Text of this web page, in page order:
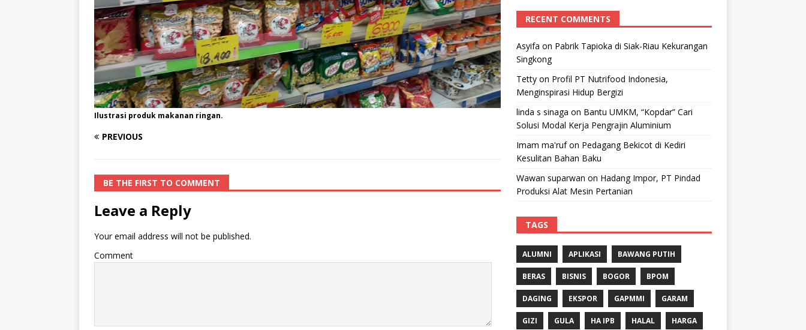
Ilustrasi produk makanan ringan.
PREVIOUS
BE THE FIRST TO COMMENT
Leave a Reply
Your email address will not be published.
Comment
RECENT COMMENTS
Asyifa on Pabrik Tapioka di Siak-Riau Kekurangan
Singkong
Tettyon Profil PT Nutrifood Indonesia,
Menginspirasi Hidup Bergizi
linda s sinaga on Bantu UMKM, “Kopdar” Cari
Solusi Modal Kerja Pengrajin Aluminium
Imam ma'rufon Pedagang Bekicot di Kediri
Kesulitan Bahan Baku
Wawan suparwan on Hadang Impor, PT Pindad
Produksi Alat Mesin Pertanian
TAGS
ALUMNI APLIKASI BAWANG PUTIH
BERAS BISNIS BOGOR BPOM
DAGING EKSPOR GAPMMI GARAM
GIZI GULA HA IPB HALAL HARGA